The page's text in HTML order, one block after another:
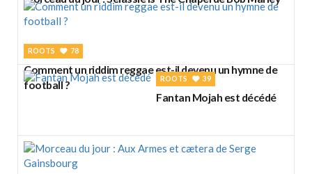
ROOTS 78
Comment un riddim reggae est-il devenu un hymne de
football ?
ROOTS 39
Fantan Mojah est décédé